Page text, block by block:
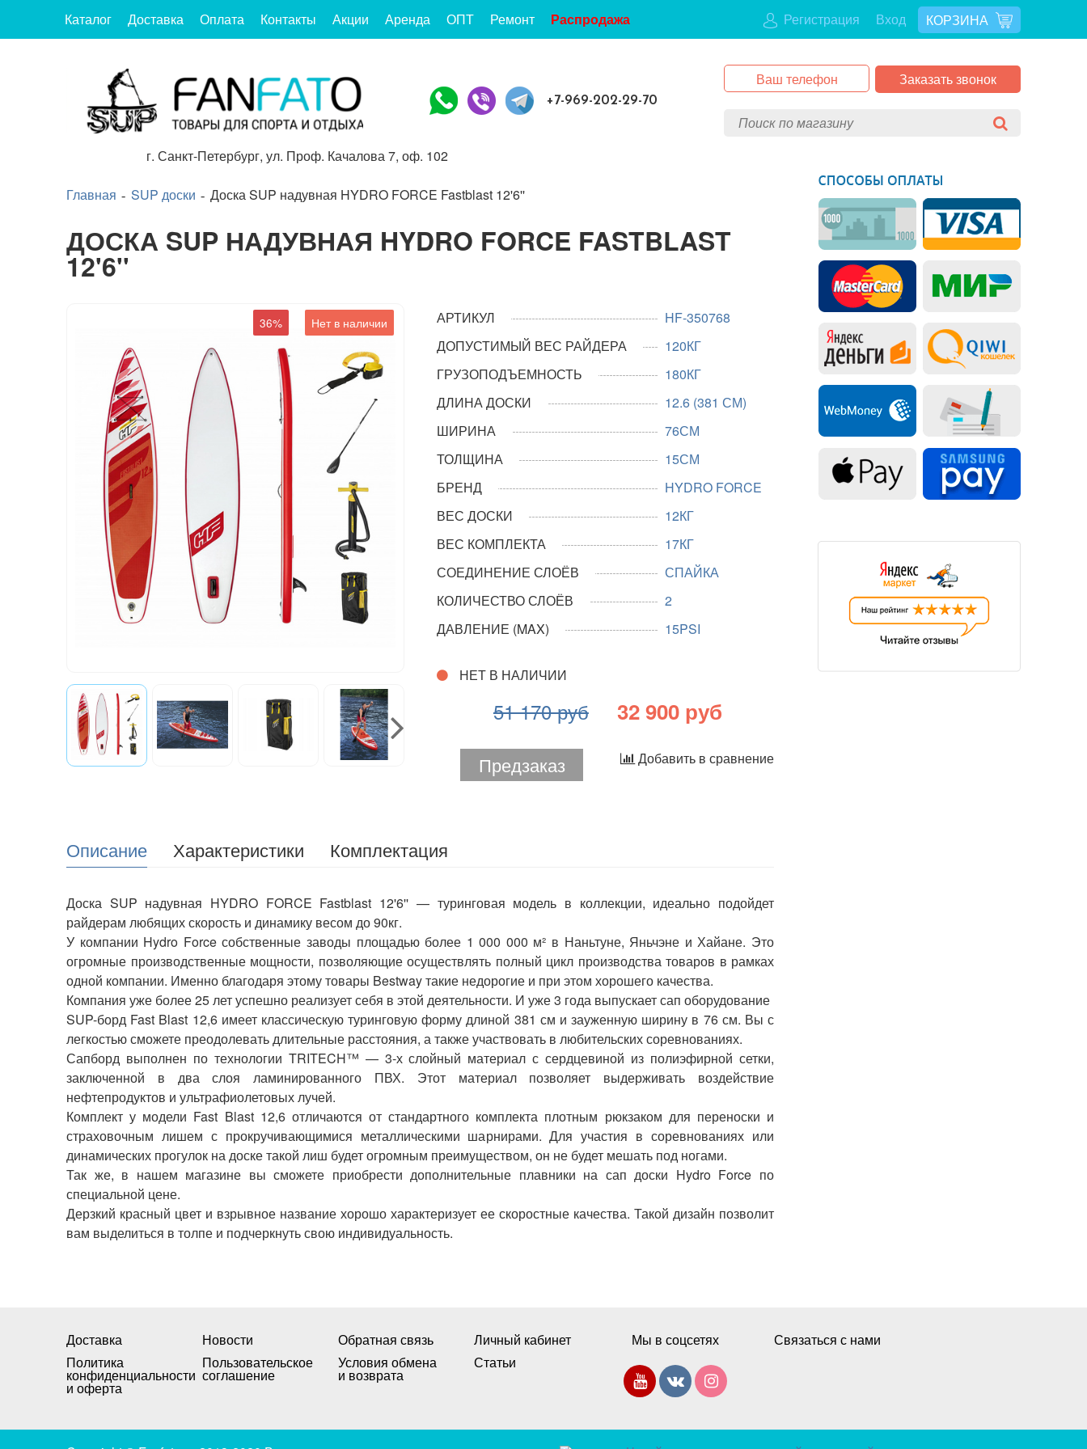
Каталог Доставка Оплата Контакты Акции Аренда ОПТ Ремонт Распродажа Регистрация Вход КОРЗИНА
+7-969-202-29-70
Заказать звонок
г. Санкт-Петербург, ул. Проф. Качалова 7, оф. 102
Главная SUP доски Доска SUP надувная HYDRO FORCE Fastblast 12'6''
ДОСКА SUP НАДУВНАЯ HYDRO FORCE FASTBLAST
12'6''
36% Нет в наличии АРТИКУЛ
HF-350768
ДОПУСТИМЫЙ ВЕС РАЙДЕРА
120КГ
ГРУЗОПОДЪЕМНОСТЬ
180КГ
ДЛИНА ДОСКИ
12.6 (381 СМ)
ШИРИНА
76СМ
ТОЛЩИНА
15СМ
БРЕНД
HYDRO FORCE
ВЕС ДОСКИ
12КГ
ВЕС КОМПЛЕКТА
17КГ
СОЕДИНЕНИЕ СЛОЁВ
СПАЙКА
КОЛИЧЕСТВО СЛОЁВ
2
ДАВЛЕНИЕ (MAX)
15PSI
НЕТ В НАЛИЧИИ
51 170 руб 32 900 руб
Предзаказ Добавить в сравнение
Описание Характеристики Комплектация
Доска SUP надувная HYDRO FORCE Fastblast 12'6'' — туринговая модель в коллекции, идеально подойдет
райдерам любящих скорость и динамику весом до 90кг.
У компании Hydro Force собственные заводы площадью более 1 000 000 м² в Наньтуне, Яньчэне и Хайане. Это
огромные производственные мощности, позволяющие осуществлять полный цикл производства товаров в рамках
одной компании. Именно благодаря этому товары Bestway такие недорогие и при этом хорошего качества.
Компания уже более 25 лет успешно реализует себя в этой деятельности. И уже 3 года выпускает сап оборудование
SUP-борд Fast Blast 12,6 имеет классическую туринговую форму длиной 381 см и зауженную ширину в 76 см. Вы с
легкостью сможете преодолевать длительные расстояния, а также участвовать в любительских соревнованиях.
Сапборд выполнен по технологии TRITECH™ — 3-х слойный материал с сердцевиной из полиэфирной сетки,
заключенной в два слоя ламинированного ПВХ. Этот материал позволяет выдерживать воздействие
нефтепродуктов и ультрафиолетовых лучей.
Комплект у модели Fast Blast 12,6 отличаются от стандартного комплекта плотным рюкзаком для переноски и
страховочным лишем с прокручивающимися металлическими шарнирами. Для участия в соревнованиях или
динамических прогулок на доске такой лиш будет огромным преимуществом, он не будет мешать под ногами.
Так же, в нашем магазине вы сможете приобрести дополнительные плавники на сап доски Hydro Force по
специальной цене.
Дерзкий красный цвет и взрывное название хорошо характеризует ее скоростные качества. Такой дизайн позволит
вам выделиться в толпе и подчеркнуть свою индивидуальность.
Доставка Новости Обратная связь
Личный кабинет
Политика
конфиденциальности
и оферта
Пользовательское
соглашение
Условия обмена
и возврата
Статьи
Мы в соцсетях Связаться с нами